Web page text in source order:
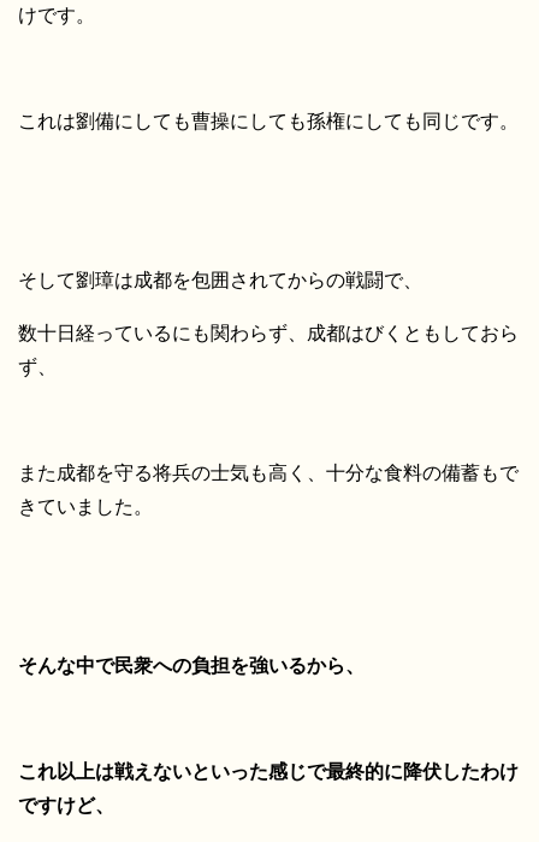
けです。
これは劉備にしても曹操にしても孫権にしても同じです。
そして劉璋は成都を包囲されてからの戦闘で、
数十日経っているにも関わらず、成都はびくともしておら
ず、
また成都を守る将兵の士気も高く、十分な食料の備蓄もで
きていました。
そんな中で民衆への負担を強いるから、
これ以上は戦えないといった感じで最終的に降伏したわけ
ですけど、